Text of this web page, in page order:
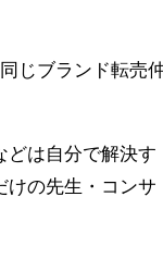
じブランド転売
どは自分で解決す
けの先生・コンサ